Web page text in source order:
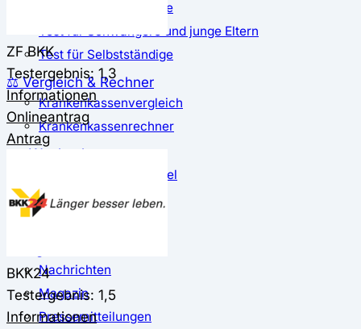
Test für Auszubildende
Test für Schwangere und junge Eltern
Test für Selbstständige
⚖️ Vergleich & Rechner
Krankenkassenvergleich
Krankenkassenrechner
↔ Wechsel
Krankenkassenwechsel
Kündigung
Nachrichten
Magazin
Pressemitteilungen
ZF BKK
Testergebnis: 1,3
Informationen
Onlineantrag
Antrag
BKK24
Testergebnis: 1,5
Informationen